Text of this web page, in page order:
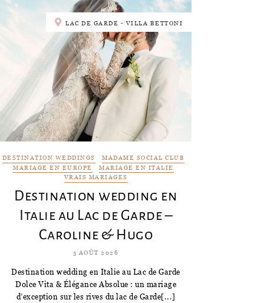
LAC DE GARDE - VILLA BETTONI
DESTINATION WEDDINGS
MADAME SOCIAL CLUB
MARIAGE EN EUROPE
MARIAGE EN ITALIE
VRAIS MARIAGES
Destination wedding en
Italie au Lac de Garde –
Caroline & Hugo
5 AOÛT 2026
Destination wedding en Italie au Lac de Garde
Dolce Vita & Élégance Absolue : un mariage
d’exception sur les rives du lac de Garde[...]